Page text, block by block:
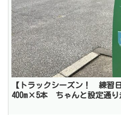
【トラックシーズン！ 練習
400m×5本 ちゃんと設定通り